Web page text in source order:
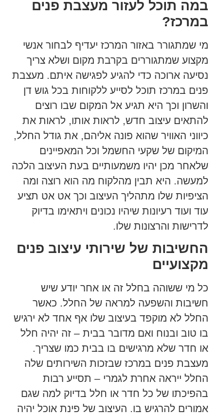
במה תוכל לעזור מעצבת פנים
במרכז?
מי שמתגורר באזור המרכז יעדיף לבחור אנשי
מקצוע שמתגוררים בקרבת מקום ושלא צריך
נסיעה ארוכה כדי להגיע לפגישה איתם. מעצבת
פנים במרכז תוכל לסייע ללקוחות בכל גוש דן
והשרון וכך היא תגיע אל המקום שבו רוצים
להתאים עיצוב חדש, לראות אותו, לראות את
כיווני האוויר שהוא פונה אליהם, את גודל החלל,
המיקום של שקעי החשמל וכל המאפיינים
שלאחר מכן יהיו משמעותיים בעת העיצוב הלכה
למעשה. היא תבין מהלקוח מה הוא רוצה ומה
הציפיות שלו מתהליך העיצוב וכך אט אט תציע
עוד ועוד רעיונות שיהיו נכונים ויתאימו בדיוק
לדרישות והרצונות שלו.
החשיבות של שירותי עיצוב פנים
מקצועיים
כל מי ששוהה בחלל זה או אחר יודע שיש
חשיבות והשפעה למראה של החלל. כאשר
החלל לא מוקפד בעיצוב שלו אף אחד לא ירגיש
בו טוב ובנוח ואם מדובר בבית – זה יהיה חלל
או חדר שלא מרגישים בו בבית כמו שצריך.
מעצבת פנים במרכז שבזכות השירותים שלה
החלל ייראה אחרת לגמרי – תסייע רבות
בהפיכתו של כל חדר או חלל בדיוק למה שגם
אמורים להרגיש בו. העיצוב של פינת אוכל יהיה